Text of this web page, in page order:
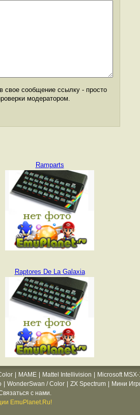
свое сообщение ссылку - просто
модератором.
Ramparts
Raptores De La Galaxia
MAME Mattel Intellivision Microsoft MSX-
WonderSwan / Color ZX Spectrum
Мини
с нами.
EmuPlanet.Ru!